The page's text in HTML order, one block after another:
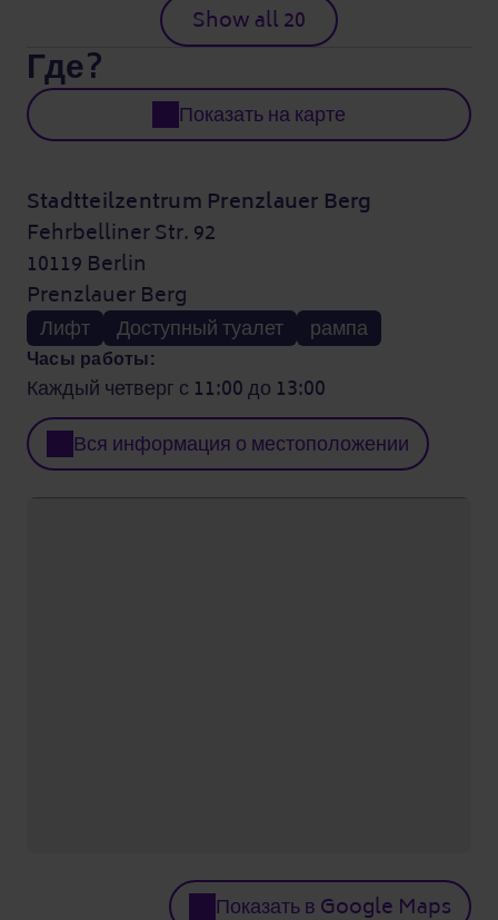
Show all 20
Где?
Показать на карте
Stadtteilzentrum Prenzlauer Berg
Fehrbelliner Str. 92
10119 Berlin
Prenzlauer Berg
Лифт
Доступный туалет рампа
Часы работы:
Каждый четверг с 11:00 до 13:00
Вся информация о местоположении
Показать в Google Maps